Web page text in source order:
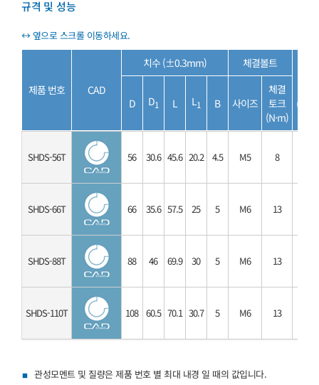
규격 및 성능
제품 번호 CAD
치수 (±0.3mm)
체결볼트
(N·m)
D D1 L L 1 B 사이즈
체결
토크
(N·m)
SHDS-56T 56 30.6 45.6 20.2 4.5 M5 8
SHDS-66T 66 35.6 57.5 25 5 M6 13
SHDS-88T 88 46 69.9 30 5 M6 13
SHDS-110T 108 60.5 70.1 30.7 5 M6 13
관성모멘트 및 질량은 제품 번호 별 최대 내경 일 때의 값입니다.